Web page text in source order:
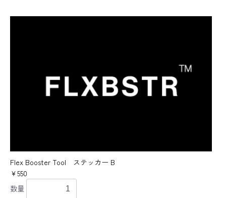
Flex Booster Tool ステッカー B
￥550
数量